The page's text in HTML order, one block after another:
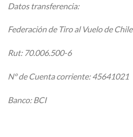
Datos transferencia:
Federación de Tiro al Vuelo de Chile
Rut: 70.006.500-6
Nº de Cuenta corriente: 45641021
Banco: BCI